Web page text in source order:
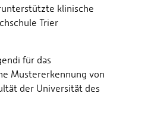
klinische
Trier
für das
Mustererkennung von
der Universität des